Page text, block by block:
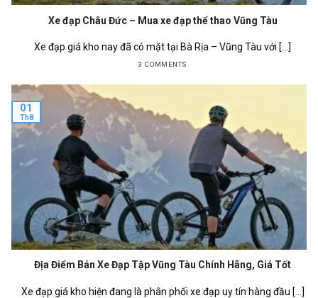
Xe đạp Châu Đức – Mua xe đạp thể thao Vũng Tàu
Xe đạp giá kho nay đã có mặt tại Bà Rịa – Vũng Tàu với [...]
3 COMMENTS
Địa Điểm Bán Xe Đạp Tập Vũng Tàu Chính Hãng, Giá Tốt
Xe đạp giá kho hiện đang là phân phối xe đạp uy tín hàng đầu [...]
01
Th8